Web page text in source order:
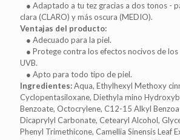
● Adaptado a tu tez gracias a dos tonos -
clara (CLARO) y más oscura (MEDIO).
Ventajas del producto:
● Adecuado para la piel.
● Protege contra los efectos nocivos de los
UVB.
● Apto para todo tipo de piel.
Ingredientes:Aqua, Ethylhexyl Methoxy
Cyclopentasiloxane, Diethyla mino
Benzoate, Octocrylene, C12-15 Alkyl
Dicaprylyl Carbonate, Cetearyl Alcohol,
Phenyl Trimethicone, Camellia Sinensis Leaf